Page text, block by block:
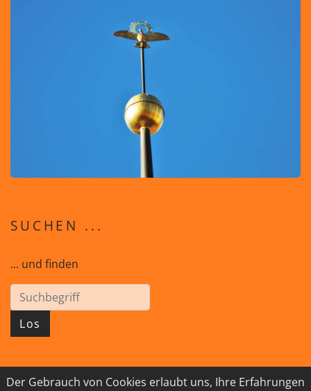
Der Gebrauch von Cookies erlaubt uns, Ihre Erfahrungen
SUCHEN ...
... und finden
Los